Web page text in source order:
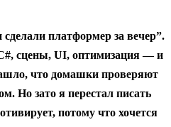
платформер за вечер”.
сцены, UI, оптимизация — и
что домашки проверяют
Но зато я перестал писать
потому что хочется